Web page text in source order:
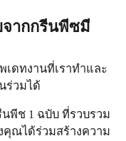
ากกรีนพีซมี
ดทงานที่เราทำและ
ร่วมได้
พีช 1 ฉบับ ที่รวบรวม
ณได้ร่วมสร้างความ